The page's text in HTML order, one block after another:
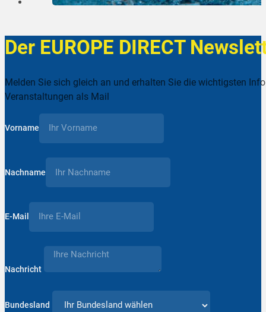
Der EUROPE DIRECT
Melden Sie sich gleich an und erhalten Sie die wichtigsten
Veranstaltungen als Mail
Vorname
Nachname
E-Mail
Nachricht
Bundesland